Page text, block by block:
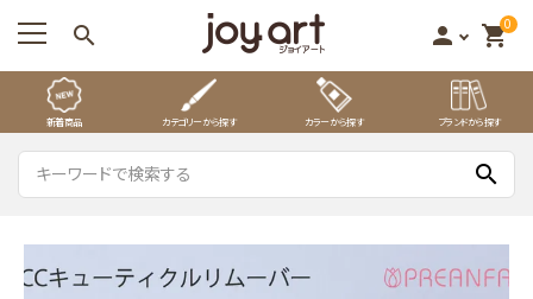
search person 0
shopping_cart
新着商品 カテゴリーから探す カラーから探す ブランドから探す
search